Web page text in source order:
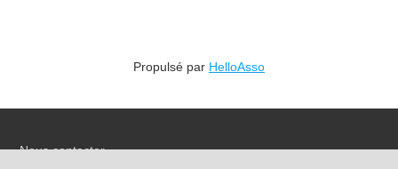
Propulsé par HelloAsso
Nous contacter